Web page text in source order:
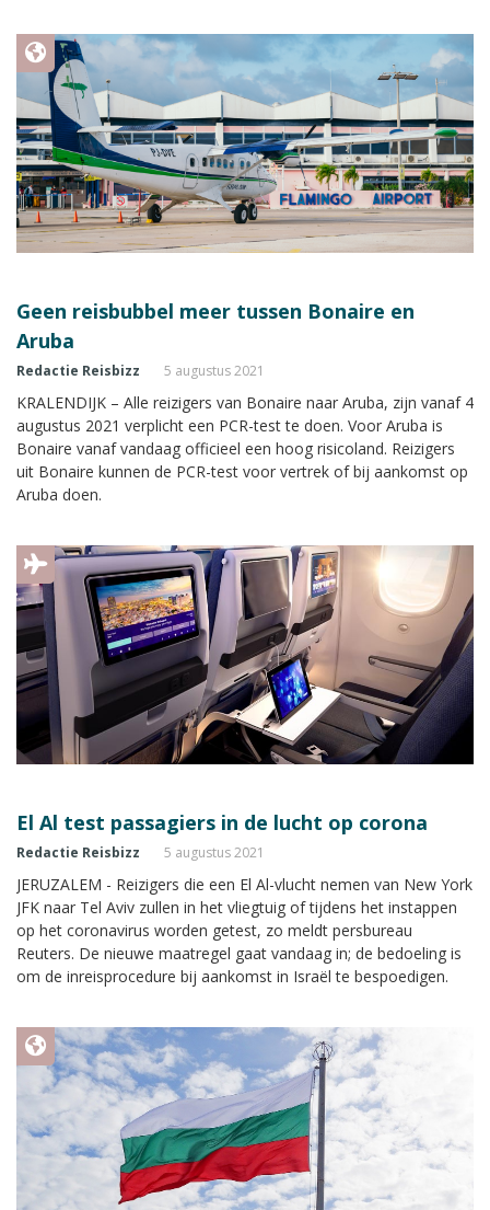
Geen reisbubbel meer tussen Bonaire en
Aruba
Redactie Reisbizz 5 augustus 2021
KRALENDIJK – Alle reizigers van Bonaire naar Aruba, zijn vanaf 4
augustus 2021 verplicht een PCR-test te doen. Voor Aruba is
Bonaire vanaf vandaag officieel een hoog risicoland. Reizigers
uit Bonaire kunnen de PCR-test voor vertrek of bij aankomst op
Aruba doen.
El Al test passagiers in de lucht op corona
Redactie Reisbizz 5 augustus 2021
JERUZALEM - Reizigers die een El Al-vlucht nemen van New York
JFK naar Tel Aviv zullen in het vliegtuig of tijdens het instappen
op het coronavirus worden getest, zo meldt persbureau
Reuters. De nieuwe maatregel gaat vandaag in; de bedoeling is
om de inreisprocedure bij aankomst in Israël te bespoedigen.